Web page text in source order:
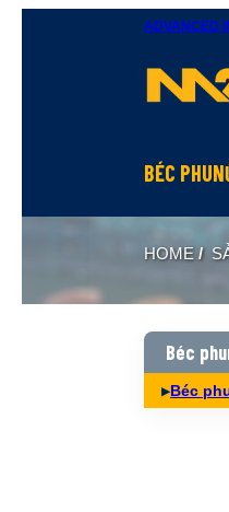
ADVANCED
BÉC PHUN
Béc
Béc
Biên
Biên
HOME /
Béc
Béc